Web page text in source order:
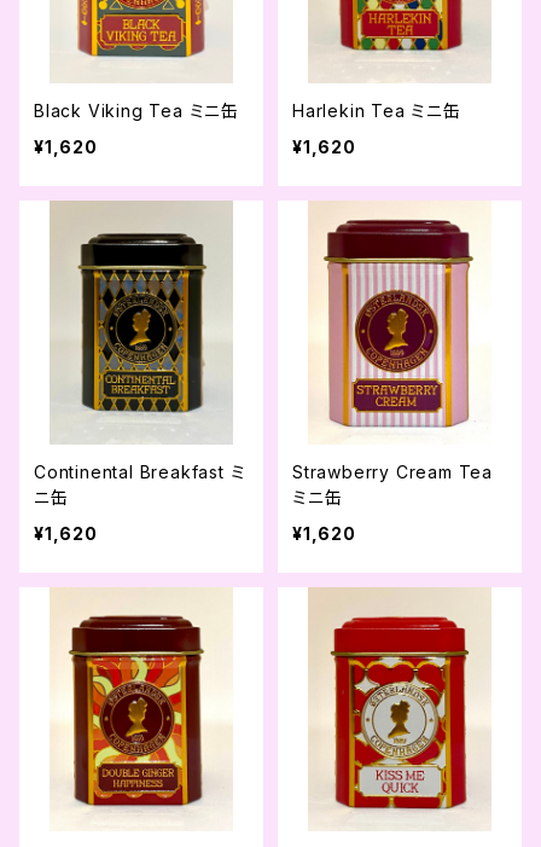
Black Viking Tea ミニ缶
¥1,620
Harlekin Tea ミニ缶
¥1,620
Continental Breakfast ミ
ニ缶
¥1,620
Strawberry Cream Tea
ミニ缶
¥1,620